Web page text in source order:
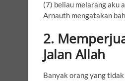
(7) beliau melarang aku
Arnauth mengatakan
2.
Jalan Allah
Banyak orang yang